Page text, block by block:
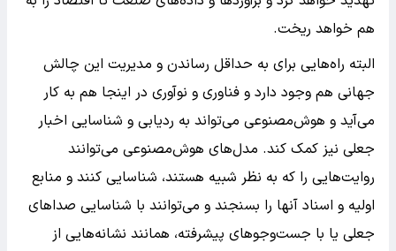
هم خواهد ریخت.
البته راه‌هایی برای به حداقل رساندن و مدیریت این چالش
جهانی هم وجود دارد و فناوری و نوآوری در اینجا هم به کار
می‌آید و هوش‌مصنوعی می‌تواند به ردیابی و شناسایی اخبار
جعلی نیز کمک کند. مدل‌های هوش‌مصنوعی می‌توانند
روایت‌هایی را که به نظر شبیه هستند، شناسایی کنند و منابع
اولیه و اسناد آنها را بسنجند و می‌توانند با شناسایی صداهای
جعلی یا با جست‌وجوهای پیشرفته، همانند نشانه‌هایی از